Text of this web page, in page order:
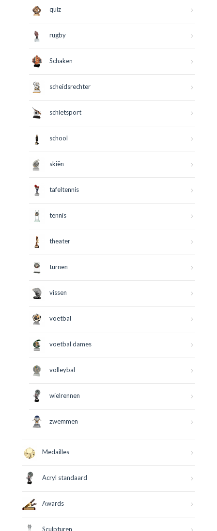
quiz
rugby
Schaken
scheidsrechter
schietsport
school
skiën
tafeltennis
tennis
theater
turnen
vissen
voetbal
voetbal dames
volleybal
wielrennen
zwemmen
Medailles
Acryl standaard
Awards
Sculpturen